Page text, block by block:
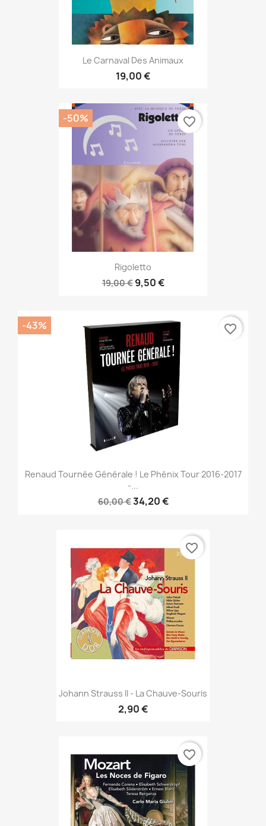
Le Carnaval Des Animaux
19,00 €
Rigoletto
19,00 € 9,50 €
-50% favorite_border
Renaud Tournée Générale ! Le Phénix Tour 2016-2017
-...
60,00 €34,20 €
-43% favorite_border
Johann Strauss II - La Chauve-Souris
2,90 €
favorite_border
favorite_border